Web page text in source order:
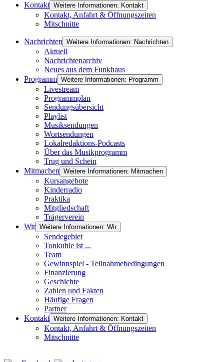
Kontakt Weitere Informationen: Kontakt
Kontakt, Anfahrt & Öffnungszeiten
Mitschnitte
Nachrichten Weitere Informationen: Nachrichten
Aktuell
Nachrichtenarchiv
Neues aus dem Funkhaus
Programm Weitere Informationen: Programm
Livestream
Programmplan
Sendungsübersicht
Playlist
Musiksendungen
Wortsendungen
Lokalredaktions-Podcasts
Über das Musikprogramm
Trug und Schein
Mitmachen Weitere Informationen: Mitmachen
Kursangebote
Kinderradio
Praktika
Mitgliedschaft
Trägerverein
Wir Weitere Informationen: Wir
Sendegebiet
Tonkuhle ist ...
Team
Gewinnspiel - Teilnahmebedingungen
Finanzierung
Geschichte
Zahlen und Fakten
Häufige Fragen
Partner
Kontakt Weitere Informationen: Kontakt
Kontakt, Anfahrt & Öffnungszeiten
Mitschnitte